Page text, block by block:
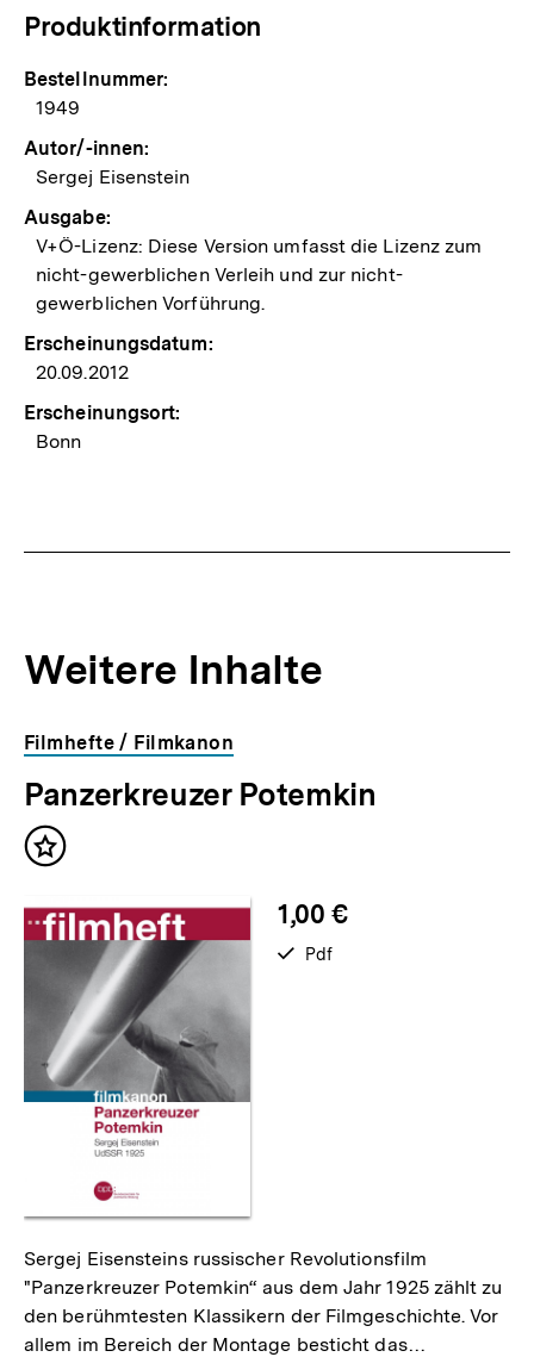
Produktinformation
Bestellnummer:
1949
Autor/-innen:
Sergej Eisenstein
Ausgabe:
V+Ö-Lizenz: Diese Version umfasst die Lizenz zum
nicht-gewerblichen Verleih und zur nicht-
gewerblichen Vorführung.
Erscheinungsdatum:
20.09.2012
Erscheinungsort:
Bonn
Weitere Inhalte
Inhaltskarousell
für
weitere
Inhalte
Inhaltskarussell
überspringen
Filmhefte / Filmkanon
Panzerkreuzer Potemkin
Inhalt
1,00 €
verfügbar
Pdf
Sergej Eisensteins russischer Revolutionsfilm
"Panzerkreuzer Potemkin“ aus dem Jahr 1925 zählt zu
den berühmtesten Klassikern der Filmgeschichte. Vor
allem im Bereich der Montage besticht das…